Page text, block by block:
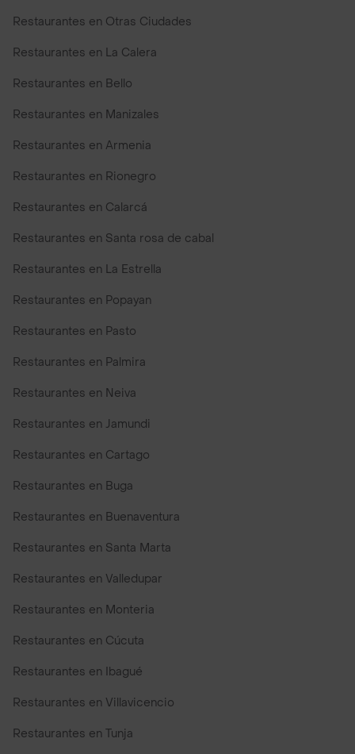
Restaurantes en Otras Ciudades
Restaurantes en La Calera
Restaurantes en Bello
Restaurantes en Manizales
Restaurantes en Armenia
Restaurantes en Rionegro
Restaurantes en Calarcá
Restaurantes en Santa rosa de cabal
Restaurantes en La Estrella
Restaurantes en Popayan
Restaurantes en Pasto
Restaurantes en Palmira
Restaurantes en Neiva
Restaurantes en Jamundi
Restaurantes en Cartago
Restaurantes en Buga
Restaurantes en Buenaventura
Restaurantes en Santa Marta
Restaurantes en Valledupar
Restaurantes en Monteria
Restaurantes en Cúcuta
Restaurantes en Ibagué
Restaurantes en Villavicencio
Restaurantes en Tunja